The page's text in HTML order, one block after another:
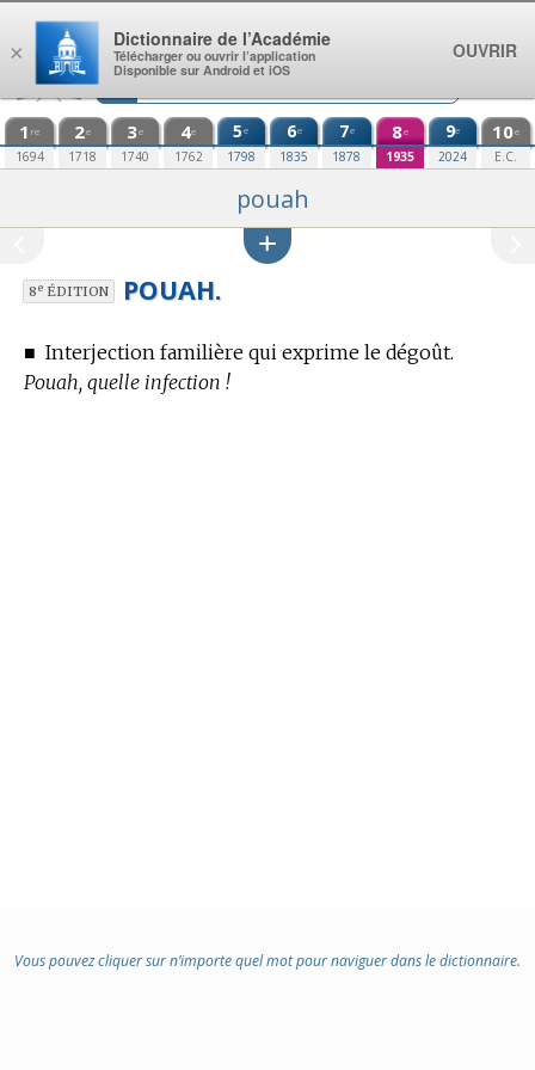
Aller au contenu
1 re
1694
2e
1718
3e
1740
4e
1762
5e
1798
6e
1835
7e
1878
8e
1935
9e
2024
10e
E.C.
pouah
8eÉDITION POUAH.
■ Interjection familière qui exprime le dégoût.
Pouah, quelle infection !
Vous pouvez cliquer sur n’importe quel mot pour naviguer dans le dictionnaire.
×
Dictionnaire de l’Académie
Télécharger ou ouvrir l’application
Disponible sur Android et iOS
OUVRIR